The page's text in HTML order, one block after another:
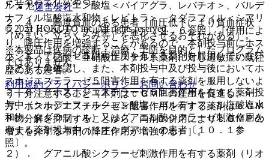
ルデナフィルクエン酸塩＜バイアグラ、レバチオ＞、バルデ
ナフィル塩酸塩水和物＜レビトラ＞、タダラフィル＜シアリ
ス、アドシルカ、ザルティア＞）〔２．６参照〕［併用によ
り、降圧作用を増強することがあるので、本剤投与前にホス
ホジエステラーゼ５阻害作用を有する薬剤を服用していない
ことを十分確認し、また、本剤投与中及び投与後においてホ
スホジエステラーゼ５阻害作用を有する薬剤を服用しないよ
う十分注意すること（本剤はｃＧＭＰの産生を促進し、一
方、ホスホジエステラーゼ５阻害作用を有する薬剤はｃＧＭ
Ｐの分解を抑制することから、両剤の併用によりｃＧＭＰの
増大を介する本剤の降圧作用が増強する）］。
２）． グアニル酸シクラーゼ刺激作用を有する薬剤（リオ
２．４． 高度貧血のある患者［血圧低下により貧血症状
（めまい、立ちくらみ等）を悪化させるおそれがある］。
２．５． 硝酸・亜硝酸エステル系薬剤に対し過敏症の既往
歴のある患者。
２．６． ホスホジエステラーゼ５阻害作用を有する薬剤投
与中（シルデナフィルクエン酸塩、バルデナフィル塩酸塩水
和物、タダラフィル）又はグアニル酸シクラーゼ刺激作用を
有する薬剤投与中（リオシグアト）の患者〔１０．１参
照〕。
運営会社
© 2021 HOKUTO Inc. All rights reserved.
※本製品は疾病の診断・治療・予防を目的としたプログラム
ではありません。
利用規約プライバシーポリシーお問い合わせ